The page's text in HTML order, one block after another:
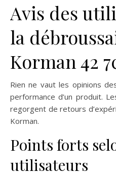
Avis des
la
Korman 42
Rien ne vaut les opinions
performance d’un produit.
regorgent de retours
Korman.
Points forts
utilisateurs